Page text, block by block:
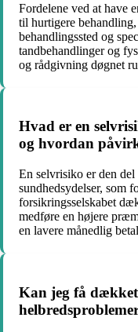
Fordelene ved at have
til hurtigere
behandlingssted og
tandbehandlinger og
og rådgivning døgnet
Hvad er en
og hvordan
En selvrisiko er den
sundhedsydelser, som
forsikringsselskabet
medføre en højere
en lavere månedlig
Kan jeg få dækket